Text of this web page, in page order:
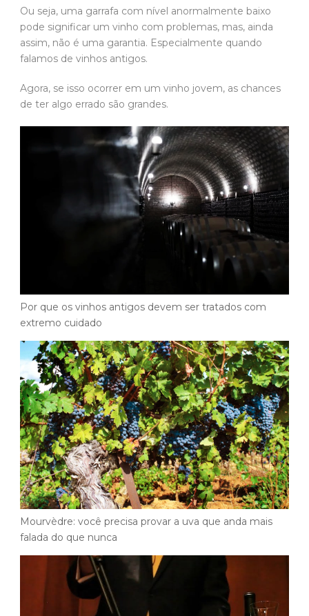
Ou seja, uma garrafa com nível anormalmente baixo
pode significar um vinho com problemas, mas, ainda
assim, não é uma garantia. Especialmente quando
falamos de vinhos antigos.
Agora, se isso ocorrer em um vinho jovem, as chances
de ter algo errado são grandes.
Por que os vinhos antigos devem ser tratados com
extremo cuidado
Mourvèdre: você precisa provar a uva que anda mais
falada do que nunca